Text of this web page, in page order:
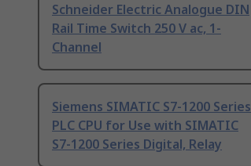
Schneider Electric Analogue DIN
Rail Time Switch 250 V ac, 1-
Channel
Siemens SIMATIC S7-1200 Series
PLC CPU for Use with SIMATIC
S7-1200 Series Digital, Relay